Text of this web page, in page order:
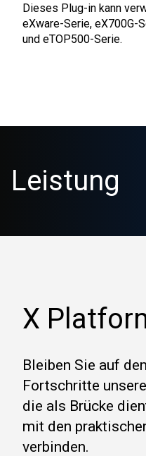
Dieses Plug-in kann
eXware-Serie, eX700G-
und eTOP500-Serie.
Leistung
X
Bleiben Sie auf
Fortschritte
die als Brücke
mit den
verbinden.